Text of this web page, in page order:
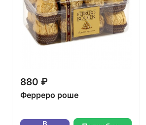
880 ₽
Ферреро роше